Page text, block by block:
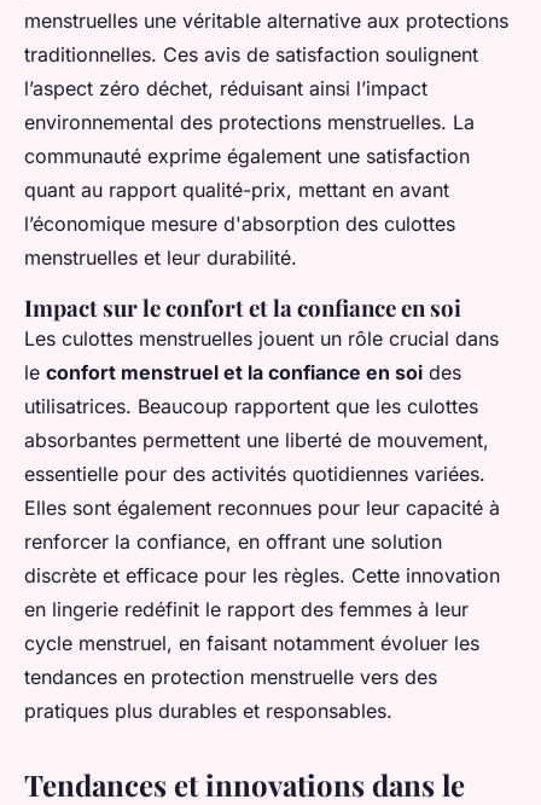
menstruelles une véritable alternative aux protections
traditionnelles. Ces avis de satisfaction soulignent
l’aspect zéro déchet, réduisant ainsi l’impact
environnemental des protections menstruelles. La
communauté exprime également une satisfaction
quant au rapport qualité-prix, mettant en avant
l’économique mesure d'absorption des culottes
menstruelles et leur durabilité.
Impact sur le confort et la confiance en soi
Les culottes menstruelles jouent un rôle crucial dans
le confort menstruel et la confiance en soi des
utilisatrices. Beaucoup rapportent que les culottes
absorbantes permettent une liberté de mouvement,
essentielle pour des activités quotidiennes variées.
Elles sont également reconnues pour leur capacité à
renforcer la confiance, en offrant une solution
discrète et efficace pour les règles. Cette innovation
en lingerie redéfinit le rapport des femmes à leur
cycle menstruel, en faisant notamment évoluer les
tendances en protection menstruelle vers des
pratiques plus durables et responsables.
Tendances et innovations dans le